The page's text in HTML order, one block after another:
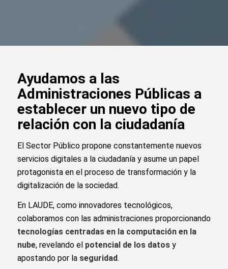
Ayudamos a las
Administraciones Públicas a
establecer un nuevo tipo de
relación con la ciudadanía
El Sector Público propone constantemente nuevos
servicios digitales a la ciudadanía y asume un papel
protagonista en el proceso de transformación y la
digitalización de la sociedad.
En LAUDE, como innovadores tecnológicos,
colaboramos con las administraciones proporcionando
tecnologías centradas en la computación en la
nube, revelando el potencial de los datosy
apostando por la seguridad.